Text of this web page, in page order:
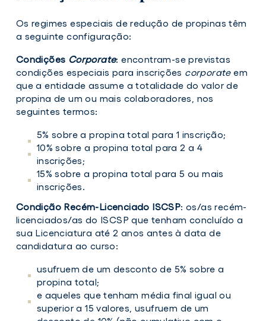
Os regimes especiais de redução de propinas têm
a seguinte configuração:
Condições Corporate: encontram-se previstas
condições especiais para inscrições corporateem
que a entidade assume a totalidade do valor de
propina de um ou mais colaboradores, nos
seguintes termos:
5% sobre a propina total para 1 inscrição;
10% sobre a propina total para 2 a 4
inscrições;
15% sobre a propina total para 5 ou mais
inscrições.
Condição Recém-Licenciado ISCSP: os/as recém-
licenciados/as do ISCSP que tenham concluído a
sua Licenciatura até 2 anos antes à data de
candidatura ao curso:
usufruem de um desconto de 5% sobre a
propina total;
e aqueles que tenham média final igual ou
superior a 15 valores, usufruem de um